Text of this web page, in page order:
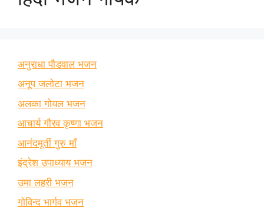
अनुराधा पौडवाल भजन
अनूप जलोटा भजन
अलका गोयल भजन
आचार्य गौरव कृष्णा भजन
आनंदमूर्ती गुरु माँ
इंद्रेश उपाध्याय भजन
उमा लहरी भजन
गोविन्द भार्गव भजन